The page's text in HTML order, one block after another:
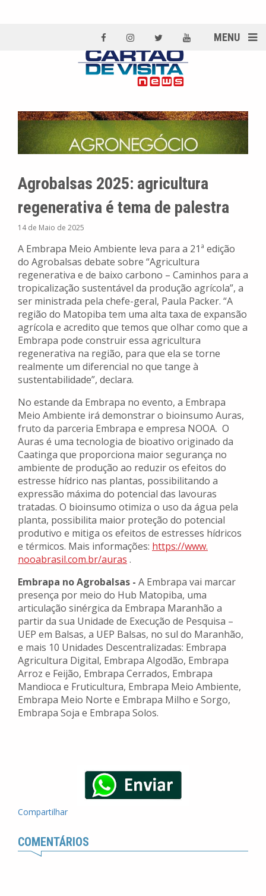
MENU
Agrobalsas 2025: agricultura
regenerativa é tema de palestra
14 de Maio de 2025
A Embrapa Meio Ambiente leva para a 21ª edição
do Agrobalsas debate sobre “Agricultura
regenerativa e de baixo carbono – Caminhos para a
tropicalização sustentável da produção agrícola”, a
ser ministrada pela chefe-geral, Paula Packer. “A
região do Matopiba tem uma alta taxa de expansão
agrícola e acredito que temos que olhar como que a
Embrapa pode construir essa agricultura
regenerativa na região, para que ela se torne
realmente um diferencial no que tange à
sustentabilidade”, declara.
No estande da Embrapa no evento, a Embrapa
Meio Ambiente irá demonstrar o bioinsumo Auras,
fruto da parceria Embrapa e empresa NOOA. O
Auras é uma tecnologia de bioativo originado da
Caatinga que proporciona maior segurança no
ambiente de produção ao reduzir os efeitos do
estresse hídrico nas plantas, possibilitando a
expressão máxima do potencial das lavouras
tratadas. O bioinsumo otimiza o uso da água pela
planta, possibilita maior proteção do potencial
produtivo e mitiga os efeitos de estresses hídricos
e térmicos. Mais informações: https://www.
nooabrasil.com.br/auras .
Embrapa no Agrobalsas - A Embrapa vai marcar
presença por meio do Hub Matopiba, uma
articulação sinérgica da Embrapa Maranhão a
partir da sua Unidade de Execução de Pesquisa –
UEP em Balsas, a UEP Balsas, no sul do Maranhão,
e mais 10 Unidades Descentralizadas: Embrapa
Agricultura Digital, Embrapa Algodão, Embrapa
Arroz e Feijão, Embrapa Cerrados, Embrapa
Mandioca e Fruticultura, Embrapa Meio Ambiente,
Embrapa Meio Norte e Embrapa Milho e Sorgo,
Embrapa Soja e Embrapa Solos.
Compartilhar
COMENTÁRIOS